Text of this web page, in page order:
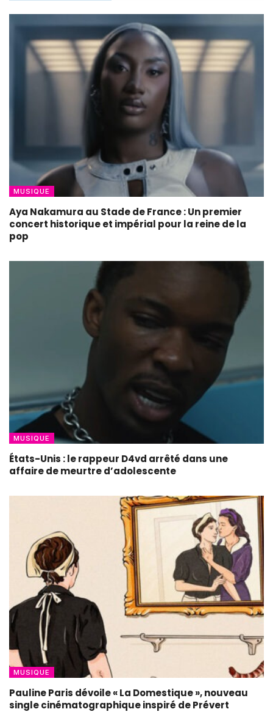
MUSIQUE
Aya Nakamura au Stade de France : Un premier
concert historique et impérial pour la reine de la
pop
MUSIQUE
États-Unis : le rappeur D4vd arrêté dans une
affaire de meurtre d’adolescente
MUSIQUE
Pauline Paris dévoile « La Domestique », nouveau
single cinématographique inspiré de Prévert